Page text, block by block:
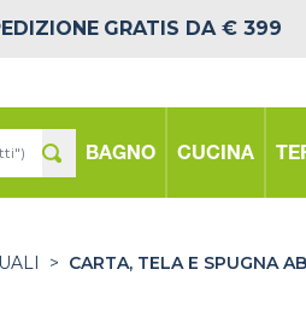
GRATIS DA € 399
BAGNO CUCINA
> CARTA, TELA E SPUGNA